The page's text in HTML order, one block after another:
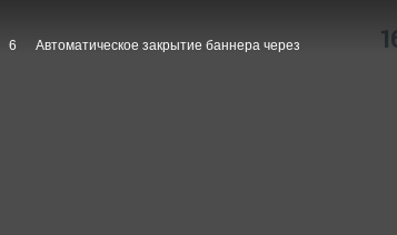
5 Автоматическое закрытие баннера через